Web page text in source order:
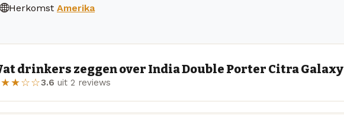
Herkomst Amerika
drinkers zeggen over India Double Porter Citra Galaxy
3.6 uit 2 reviews